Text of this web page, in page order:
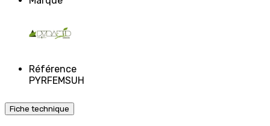
Référence
PYRFEMSUH
Fiche technique